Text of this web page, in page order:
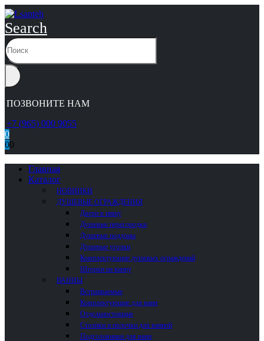
Search
ПОЗВОНИТЕ НАМ
+7 (965) 000 9055
0
00
Главная
Каталог
НОВИНКИ
ДУШЕВЫЕ ОГРАЖДЕНИЯ
Двери в нишу
Душевые перегородки
Душевые поддоны
Душевые уголки
Комплектующие душевых ограждений
Шторки на ванну
ВАННЫ
Встраиваемые
Комплектующие для ванн
Отдельностоящие
Столики и полочки для ванной
Подголовники для ванн